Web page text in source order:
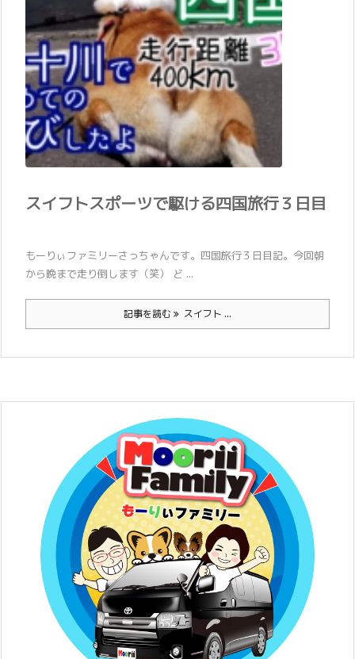
スイフトスポーツで駆ける四国旅行３日目
もーりぃファミリーさっちゃんです。四国旅行３日目記。今回朝
から晩まで走り倒します（笑） ど ...
記事を読む スイフト ...